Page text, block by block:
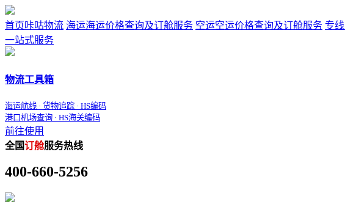
首页咔咕物流 海运海运价格查询及订舱服务 空运空运价格查询及订舱服务 专线
一站式服务
物流工具箱
海运航线 · 货物追踪 · HS编码
港口机场查询 · HS海关编码
前往使用
全国订舱服务热线
400-660-5256